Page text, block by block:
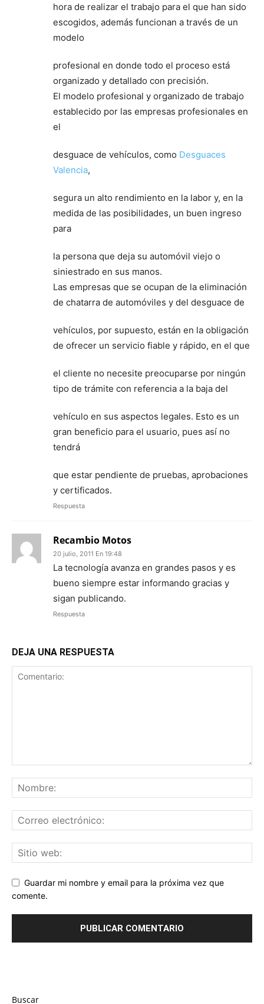
hora de realizar el trabajo para el que han sido
escogidos, además funcionan a través de un
modelo
profesional en donde todo el proceso está
organizado y detallado con precisión.
El modelo profesional y organizado de trabajo
establecido por las empresas profesionales en
el
desguace de vehículos, como Desguaces
Valencia,
segura un alto rendimiento en la labor y, en la
medida de las posibilidades, un buen ingreso
para
la persona que deja su automóvil viejo o
siniestrado en sus manos.
Las empresas que se ocupan de la eliminación
de chatarra de automóviles y del desguace de
vehículos, por supuesto, están en la obligación
de ofrecer un servicio fiable y rápido, en el que
el cliente no necesite preocuparse por ningún
tipo de trámite con referencia a la baja del
vehículo en sus aspectos legales. Esto es un
gran beneficio para el usuario, pues así no
tendrá
que estar pendiente de pruebas, aprobaciones
y certificados.
Respuesta
Recambio Motos
20 julio, 2011 En 19:48
La tecnología avanza en grandes pasos y es
bueno siempre estar informando gracias y
sigan publicando.
Respuesta
DEJA UNA RESPUESTA
Guardar mi nombre y email para la próxima vez que
comente.
Buscar